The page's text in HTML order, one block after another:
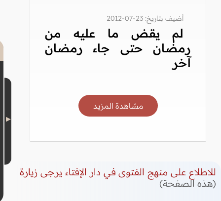
أضيف بتاريخ: 23-07-2012
لم يقض ما عليه من
رمضان حتى جاء رمضان
آخر
مشاهدة المزيد
للاطلاع على منهج الفتوى في دار الإفتاء يرجى زيارة
(هذه الصفحة)